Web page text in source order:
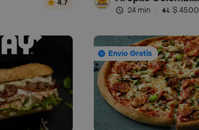
4.7
24 min · $ 4500
Envío Gratis